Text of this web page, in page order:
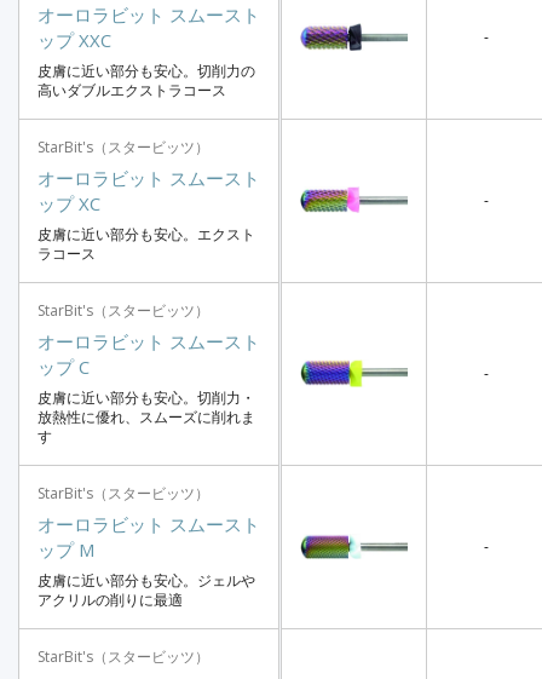
オーロラビット スムースト
ップ XXC
皮膚に近い部分も安心。切削力の
高いダブルエクストラコース
StarBit's（スタービッツ）
オーロラビット スムースト
ップ XC
皮膚に近い部分も安心。エクスト
ラコース
StarBit's（スタービッツ）
オーロラビット スムースト
ップ C
皮膚に近い部分も安心。切削力・
放熱性に優れ、スムーズに削れま
す
StarBit's（スタービッツ）
オーロラビット スムースト
ップ M
皮膚に近い部分も安心。ジェルや
アクリルの削りに最適
StarBit's（スタービッツ）
-
-
-
-